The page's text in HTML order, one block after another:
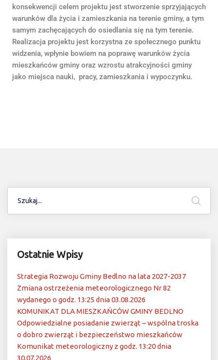
konsekwencji celem projektu jest stworzenie sprzyjających
warunków dla życia i zamieszkania na terenie gminy, a tym
samym zachęcających do osiedlania się na tym terenie.
Realizacja projektu jest korzystna ze społecznego punktu
widzenia, wpłynie bowiem na poprawę warunków życia
mieszkańców gminy oraz wzrostu atrakcyjności gminy
jako miejsca nauki, pracy, zamieszkania i wypoczynku.
Ostatnie Wpisy
Strategia Rozwoju Gminy Bedlno na lata 2027-2037
Zmiana ostrzeżenia meteorologicznego Nr 82
wydanego o godz. 13:25 dnia 03.08.2026
KOMUNIKAT DLA MIESZKAŃCÓW GMINY BEDLNO
Odpowiedzialne posiadanie zwierząt – wspólna troska
o dobro zwierząt i bezpieczeństwo mieszkańców
Komunikat meteorologiczny z godz. 13:20 dnia
30.07.2026